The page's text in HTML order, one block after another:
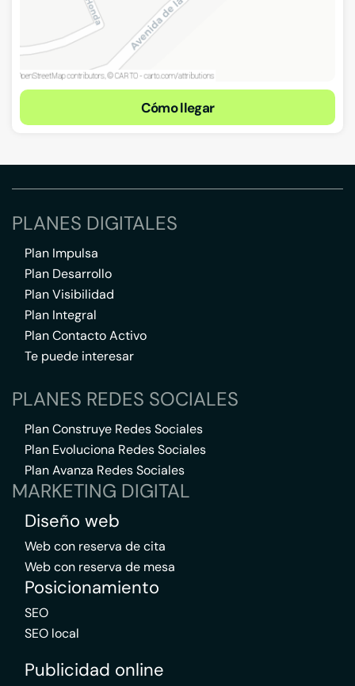
Cómo llegar
PLANES DIGITALES
Plan Impulsa
Plan Desarrollo
Plan Visibilidad
Plan Integral
Plan Contacto Activo
Te puede interesar
PLANES REDES SOCIALES
Plan Construye Redes Sociales
Plan Evoluciona Redes Sociales
Plan Avanza Redes Sociales
MARKETING DIGITAL
Diseño web
Web con reserva de cita
Web con reserva de mesa
Posicionamiento
SEO
SEO local
Publicidad online